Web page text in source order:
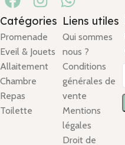
Catégories
Promenade
Eveil & Jouets
Allaitement
Chambre
Repas
Toilette
Liens utiles
Qui sommes
nous ?
Conditions
générales de
vente
Mentions
légales
Droit de